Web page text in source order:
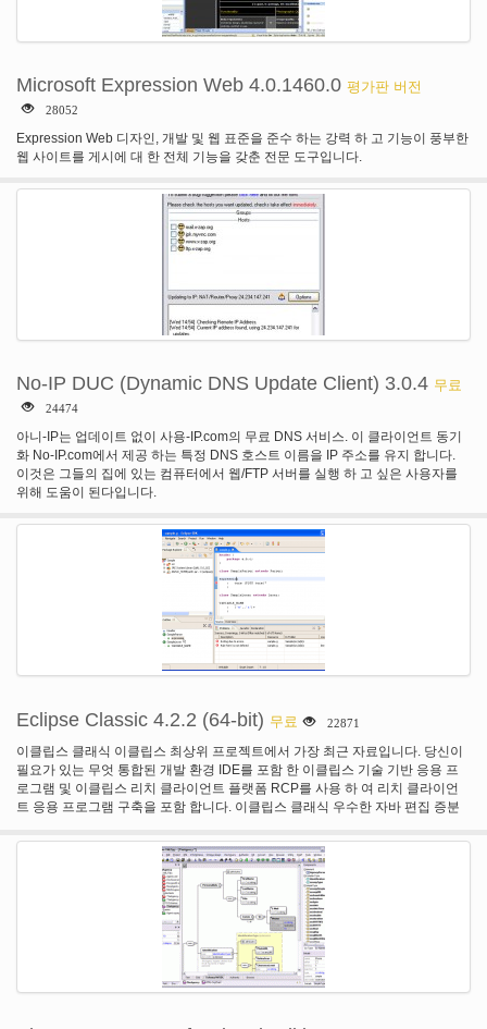
Microsoft Expression Web 4.0.1460.0 평가판 버전
28052
Expression Web 디자인, 개발 및 웹 표준을 준수 하는 강력 하 고 기능이 풍부한
웹 사이트를 게시에 대 한 전체 기능을 갖춘 전문 도구입니다.
No-IP DUC (Dynamic DNS Update Client) 3.0.4 무료
24474
아니-IP는 업데이트 없이 사용-IP.com의 무료 DNS 서비스. 이 클라이언트 동기
화 No-IP.com에서 제공 하는 특정 DNS 호스트 이름을 IP 주소를 유지 합니다.
이것은 그들의 집에 있는 컴퓨터에서 웹/FTP 서버를 실행 하 고 싶은 사용자를
위해 도움이 된다입니다.
Eclipse Classic 4.2.2 (64-bit) 무료 22871
이클립스 클래식 이클립스 최상위 프로젝트에서 가장 최근 자료입니다. 당신이
필요가 있는 무엇 통합된 개발 환경 IDE를 포함 한 이클립스 기술 기반 응용 프
로그램 및 이클립스 리치 클라이언트 플랫폼 RCP를 사용 하 여 리치 클라이언
트 응용 프로그램 구축을 포함 합니다. 이클립스 클래식 우수한 자바 편집 증분
한 소스 코드를 제공 합니다. 64-비트 버전입니다.